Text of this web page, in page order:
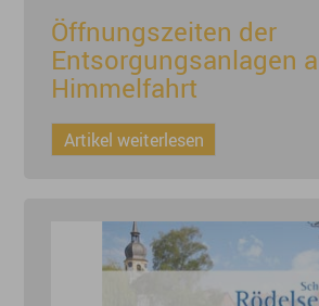
Öffnungszeiten der
Entsorgungsanlagen
Himmelfahrt
Artikel weiterlesen